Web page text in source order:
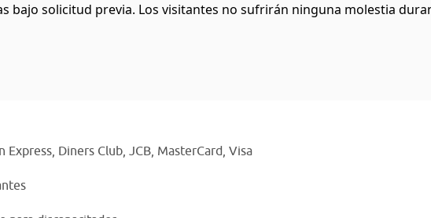
bajo solicitud previa. Los visitantes no sufrirán ninguna molestia
Express, Diners Club, JCB, MasterCard, Visa